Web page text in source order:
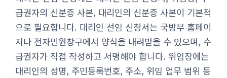
급권자의 신분증 사본, 대리인의 신분증 사본이 기본적
으로 필요합니다. 대리인 선임 신청서는 국방부 홈페이
지나 전자민원창구에서 양식을 내려받을 수 있으며, 수
급권자가 직접 작성하고 서명해야 합니다. 위임장에는
대리인의 성명, 주민등록번호, 주소, 위임 업무 범위 등